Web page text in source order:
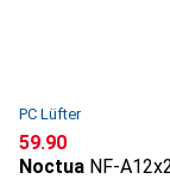
PC Lüfter
CHF
59.90
Noctua NF-